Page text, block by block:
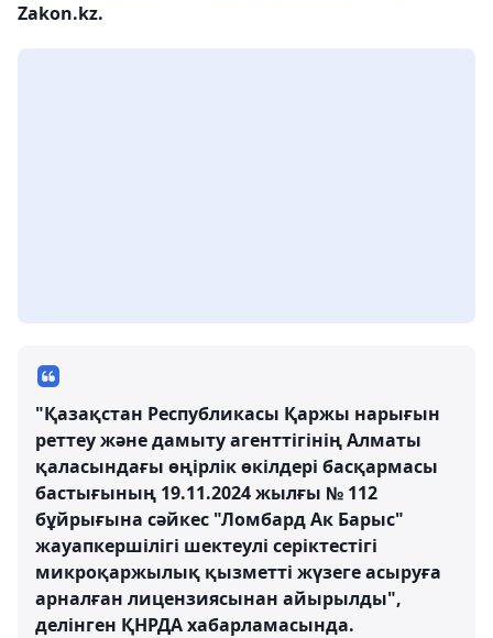
Zakon.kz.
"Қазақстан Республикасы Қаржы нарығын
реттеу және дамыту агенттігінің Алматы
қаласындағы өңірлік өкілдері басқармасы
бастығының 19.11.2024 жылғы № 112
бұйрығына сәйкес "Ломбард Ак Барыс"
жауапкершілігі шектеулі серіктестігі
микроқаржылық қызметті жүзеге асыруға
арналған лицензиясынан айырылды",
делінген ҚНРДА хабарламасында.